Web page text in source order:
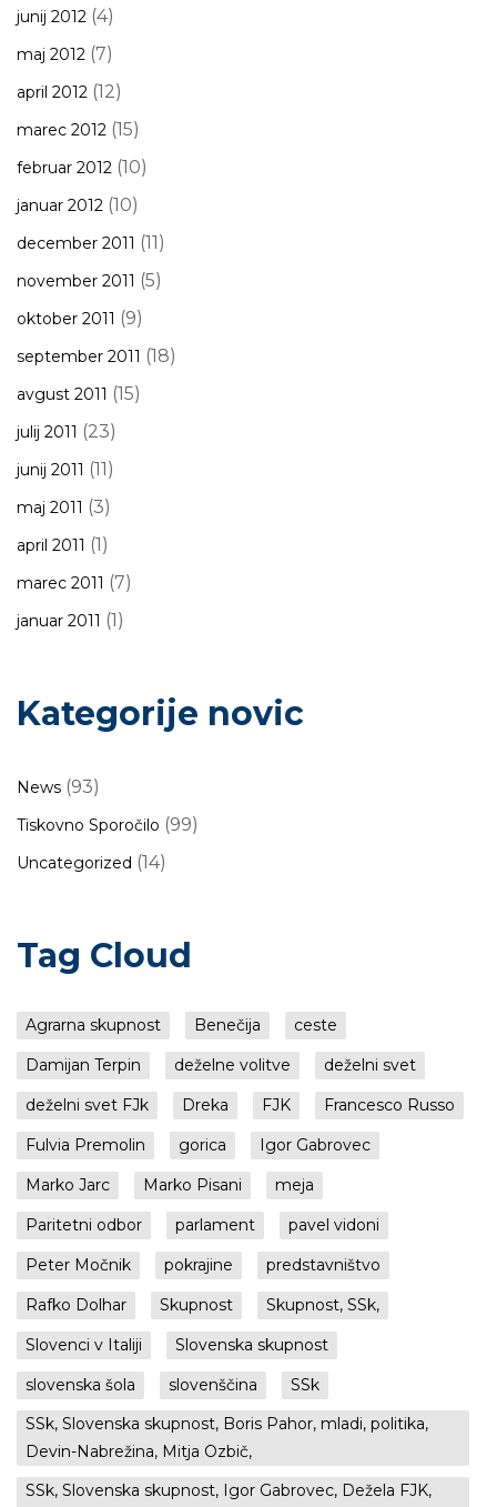
junij 2012 (4)
maj 2012 (7)
april 2012 (12)
marec 2012 (15)
februar 2012 (10)
januar 2012 (10)
december 2011 (11)
november 2011 (5)
oktober 2011 (9)
september 2011 (18)
avgust 2011 (15)
julij 2011 (23)
junij 2011 (11)
maj 2011 (3)
april 2011 (1)
marec 2011 (7)
januar 2011 (1)
Kategorije novic
News (93)
Tiskovno Sporočilo (99)
Uncategorized (14)
Tag Cloud
Agrarna skupnost Benečija
ceste
Damijan Terpin
deželne volitve
deželni svet
deželni svet FJk
Dreka FJK
Francesco Russo
Fulvia Premolin
gorica
Igor Gabrovec
Marko Jarc
Marko Pisani
meja
Paritetni odbor
parlament
pavel vidoni
Peter Močnik
pokrajine
predstavništvo
Rafko Dolhar
Skupnost
Skupnost, SSk,
Slovenci v Italiji
Slovenska skupnost
slovenska šola
slovenščina
SSk
SSk, Slovenska skupnost, Boris Pahor, mladi, politika,
Devin-Nabrežina, Mitja Ozbič,
SSk, Slovenska skupnost, Igor Gabrovec, Dežela FJK,